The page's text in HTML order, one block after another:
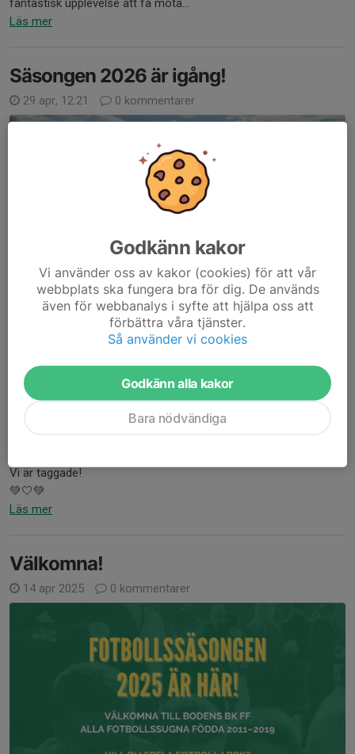
fantastisk upplevelse att få möta...
Läs mer
Säsongen 2026 är igång!
29 apr, 12:21 0 kommentarer
Nu kör vi!
Nu är säsongen 2026 igång på Björknäsvallens konstgräs och
Vi är taggade!
💚🤍💚
Läs mer
Välkomna!
14 apr 2025 0 kommentarer
Godkänn kakor
Vi använder oss av kakor (cookies) för att vår
webbplats ska fungera bra för dig. De används
även för webbanalys i syfte att hjälpa oss att
förbättra våra tjänster.
Så använder vi cookies
Godkänn alla kakor
Bara nödvändiga